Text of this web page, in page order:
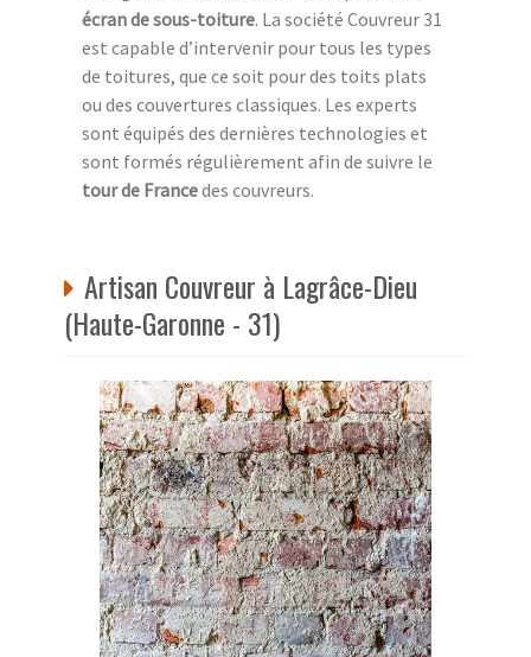
écran de sous-toiture. La société Couvreur 31
est capable d’intervenir pour tous les types
de toitures, que ce soit pour des toits plats
ou des couvertures classiques. Les experts
sont équipés des dernières technologies et
sont formés régulièrement afin de suivre le
tour de Francedes couvreurs.
Artisan Couvreur à Lagrâce-Dieu
(Haute-Garonne - 31)